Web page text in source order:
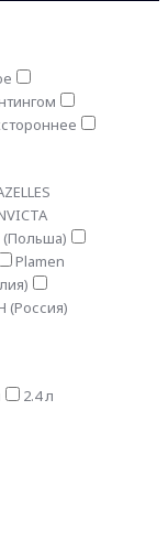
(Польша)
Plamen
2.4 л